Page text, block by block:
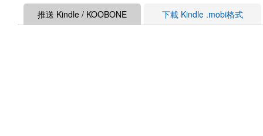
推送 Kindle / KOOBONE 下載 Kindle .mobi格式